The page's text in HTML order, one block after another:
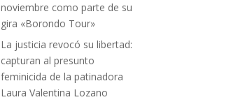
noviembre como parte de su
gira «Borondo Tour»
La justicia revocó su libertad:
capturan al presunto
feminicida de la patinadora
Laura Valentina Lozano